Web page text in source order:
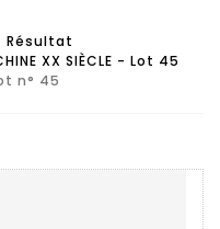
Résultat
XX SIÈCLE - Lot 45
n° 45